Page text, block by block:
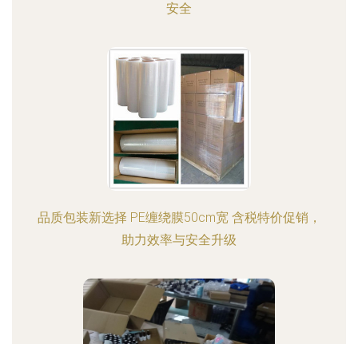
安全
品质包装新选择 PE缠绕膜50cm宽 含税特价促销，
助力效率与安全升级